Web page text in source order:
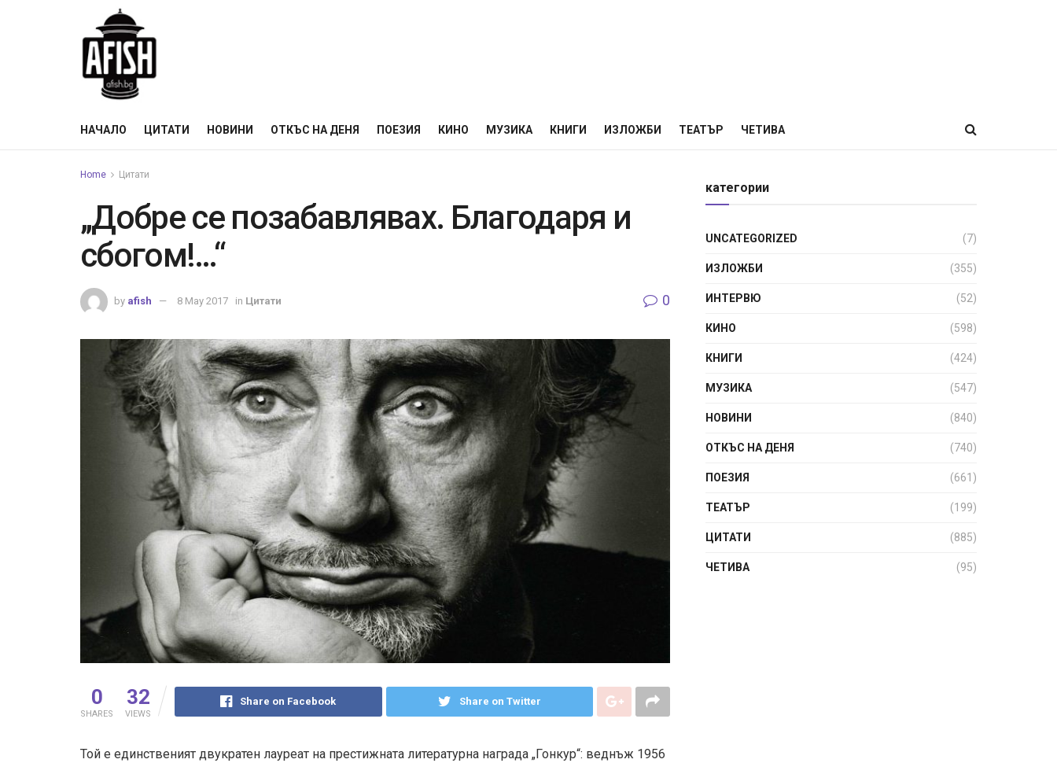
НАЧАЛО ЦИТАТИ НОВИНИ ОТКЪС НА ДЕНЯ ПОЕЗИЯ КИНО МУЗИКА КНИГИ ИЗЛОЖБИ ТЕАТЪР ЧЕТИВА
Home Цитати
„Добре се позабавлявах. Благодаря и
сбогом!…“
by afish 8 May 2017 in Цитати 0
0
SHARES
32
VIEWS
Share on Facebook Share on Twitter
Той е единственият двукратен лауреат на престижната литературна награда „Гонкур“: веднъж 1956
категории
UNCATEGORIZED (7)
ИЗЛОЖБИ (355)
ИНТЕРВЮ (52)
КИНО (598)
КНИГИ (424)
МУЗИКА (547)
НОВИНИ (840)
ОТКЪС НА ДЕНЯ (740)
ПОЕЗИЯ (661)
ТЕАТЪР (199)
ЦИТАТИ (885)
ЧЕТИВА (95)